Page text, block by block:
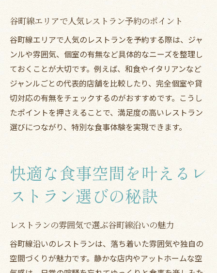
人数に合わせて選ぶレストラン予約の秘訣
ジャンル別に楽しむ谷町線のおすすめレストラ
ン
ジャンルごとに選ぶレストラン予約の楽し
み方
和食やイタリアンなど多彩なレストラン予
約
谷町線沿いでジャンルに合ったレストラン
る
料理ジャンルから選ぶレストラン予約のコ
谷町線エリアで人気レストラン予約のポイント
谷町線エリアで人気のレストランを予約する際は、ジャ
ンルや雰囲気、個室の有無など具体的なニーズを整理し
ておくことが大切です。例えば、和食やイタリアンなど
ジャンルごとの代表的店舗を比較したり、完全個室や貸
切対応の有無をチェックするのがおすすめです。こうし
たポイントを押さえることで、満足度の高いレストラン
選びにつながり、特別な食事体験を実現できます。
快適な食事空間を叶えるレ
ストラン選びの秘訣
レストランの雰囲気で選ぶ谷町線沿いの魅力
谷町線沿いのレストランは、落ち着いた雰囲気や独自の
空間づくりが魅力です。静かな店内やアットホームな空